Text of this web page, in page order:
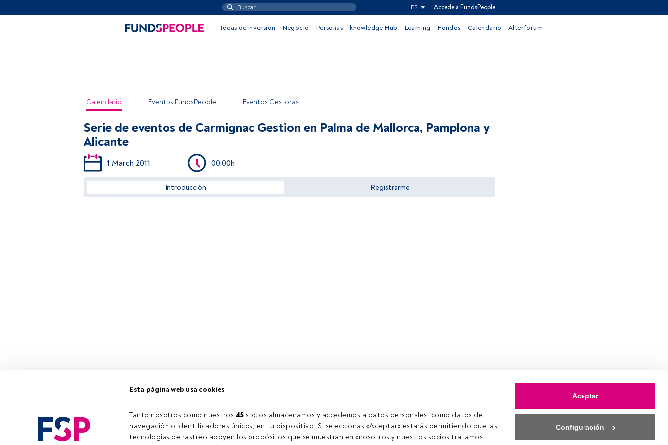
Esta página web usa cookies
Tanto nosotros como nuestros 45 socios almacenamos y accedemos a datos personales, como datos de
navegación o identificadores únicos, en tu dispositivo. Si seleccionas «Aceptar» estarás permitiendo que las
tecnologías de rastreo apoyen los propósitos que se muestran en «nosotros y nuestros socios tratamos
Aceptar
Configuración
ES Accede a FundsPeople
Ideas de inversión Negocio Personas knowledge Hub Learning Fondos Calendario Alterforum
Calendario Eventos FundsPeople Eventos Gestoras
Serie de eventos de Carmignac Gestion en Palma de Mallorca, Pamplona y
Alicante
1 March 2011 00:00h
Introducción Registrarme
mañana", las conferencias están abiertas a clientes y son válidas por por una hora de
formación para la recertificación EFPA European Financial Advisor (EFA).